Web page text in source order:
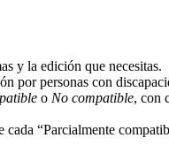
y la edición que necesitas.
por personas con
o No compatible, con
“Parcialmente